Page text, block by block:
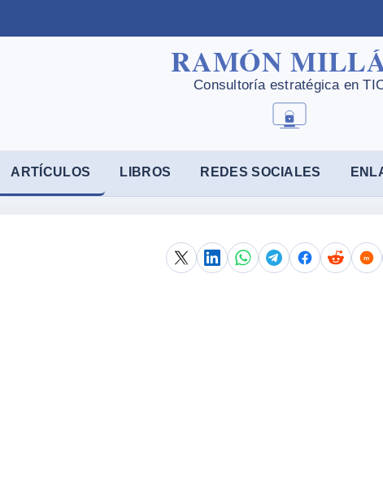
ARTÍCULOS LIBROS REDES SOCIALES